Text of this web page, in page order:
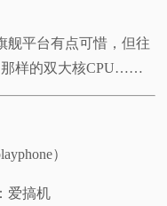
舰平台有点可惜，但往
那样的双大核CPU……
）
爱搞机